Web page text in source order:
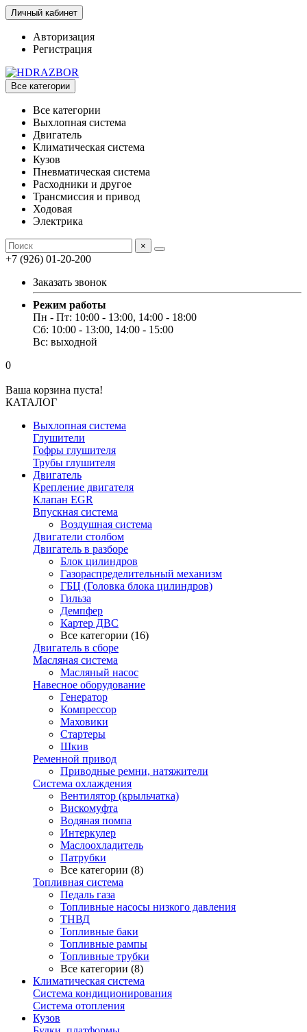
Личный кабинет
Авторизация
Регистрация
Все категории
Все категории
Выхлопная система
Двигатель
Климатическая система
Кузов
Пневматическая система
Расходники и другое
Трансмиссия и привод
Ходовая
Электрика
×
+7 (926) 01-20-200
Заказать звонок
Режим работы
Пн - Пт: 10:00 - 13:00, 14:00 - 18:00
Сб: 10:00 - 13:00, 14:00 - 15:00
Вс: выходной
0
Ваша корзина пуста!
КАТАЛОГ
Выхлопная система
Глушители
Гофры глушителя
Трубы глушителя
Двигатель
Крепление двигателя
Клапан EGR
Впускная система
Воздушная система
Двигатели столбом
Двигатель в разборе
Блок цилиндров
Газораспределительный механизм
ГБЦ (Головка блока цилиндров)
Гильза
Демпфер
Картер ДВС
Все категории (16)
Двигатель в сборе
Масляная система
Масляный насос
Навесное оборудование
Генератор
Компрессор
Маховики
Стартеры
Шкив
Ременной привод
Приводные ремни, натяжители
Система охлаждения
Вентилятор (крыльчатка)
Вискомуфта
Водяная помпа
Интеркулер
Маслоохладитель
Патрубки
Все категории (8)
Топливная система
Педаль газа
Топливные насосы низкого давления
ТНВД
Топливные баки
Топливные рампы
Топливные трубки
Все категории (8)
Климатическая система
Система кондиционирования
Система отопления
Кузов